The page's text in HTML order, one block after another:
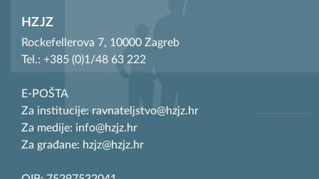
HZJZ
Rockefellerova 7, 10000 Zagreb
Tel.: +385 (0)1/48 63 222
E-POŠTA
Za institucije: ravnateljstvo@hzjz.hr
Za medije: info@hzjz.hr
Za građane: hzjz@hzjz.hr